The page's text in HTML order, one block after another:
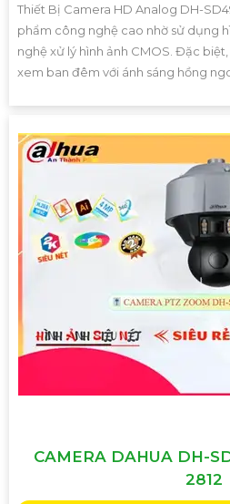
Thiết Bị Camera HD Analog DH-
phẩm công nghệ cao nhờ sử dụng
nghệ xử lý hình ảnh CMOS. Đặc
xem ban đêm với ánh sáng hồng
CAMERA DAHUA DH-
2812